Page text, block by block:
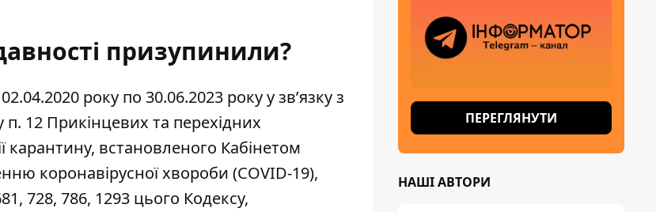
призупинили?
року по 30.06.2023 року у зв’язку з
п. 12 Прикінцевих та перехідних
карантину, встановленого Кабінетом
коронавірусної хвороби (COVID-19),
728, 786, 1293 цього Кодексу,
ПЕРЕГЛЯНУТИ
НАШІ АВТОРИ